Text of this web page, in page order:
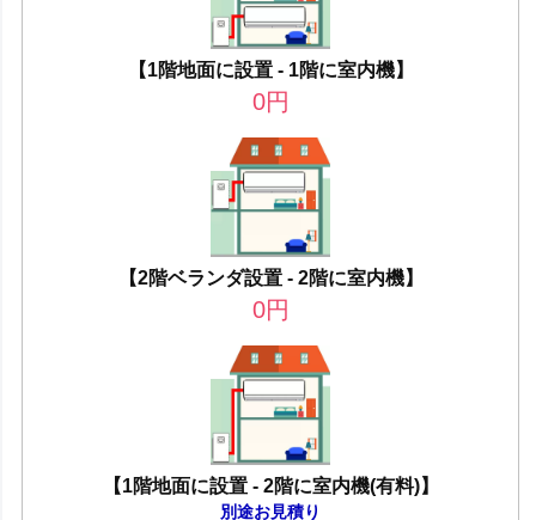
【1階地面に設置 - 1階に室内機】
0円
【2階ベランダ設置 - 2階に室内機】
0円
【1階地面に設置 - 2階に室内機(有料)】
別途お見積り